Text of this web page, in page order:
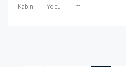
Kabin Yolcu m